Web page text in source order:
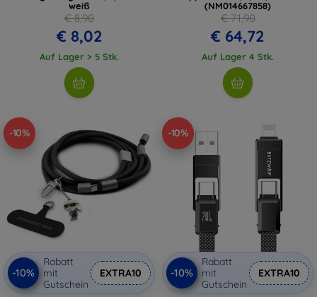
weiß
€ 8,90
€ 8,02
Auf Lager > 5 Stk.
(NM014667858)
€ 71,90
€ 64,72
Auf Lager 4 Stk.
-10%
-10%
Rabatt
mit
Gutschein
EXTRA10
-10%
-10%
Rabatt
mit
Gutschein
EXTRA10